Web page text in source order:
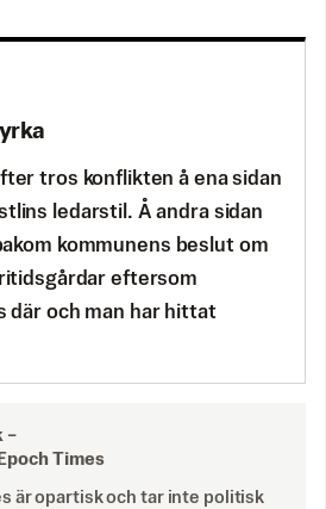
tros konflikten å ena sidan
ledarstil. Å andra sidan
kommunens beslut om
eftersom
där och man har hittat
–
Times
är opartisk och tar inte politisk